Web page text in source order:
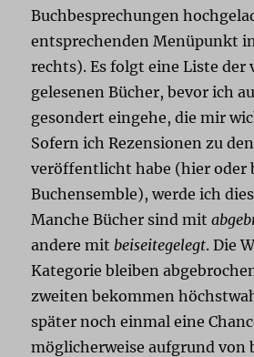
Buchbesprechungen
entsprechenden Menüpunkt
rechts). Es folgt eine Liste der
gelesenen Bücher, bevor ich
gesondert eingehe, die mir
Sofern ich Rezensionen zu
veröffentlicht habe (hier oder
Buchensemble), werde ich
Manche Bücher sind mit
andere mit beiseitegelegt. Die
Kategorie bleiben
zweiten bekommen
später noch einmal eine
möglicherweise aufgrund von